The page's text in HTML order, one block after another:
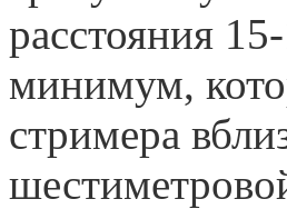
расстояния
минимум,
стримера